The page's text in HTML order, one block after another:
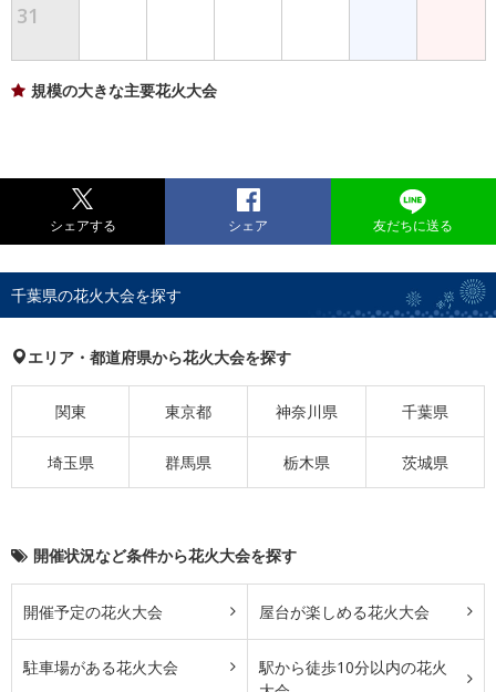
31
規模の大きな主要花火大会
シェアする シェア 友だちに送る
千葉県の花火大会を探す
エリア・都道府県から花火大会を探す
関東 東京都 神奈川県 千葉県
埼玉県 群馬県 栃木県 茨城県
開催状況など条件から花火大会を探す
開催予定の花火大会 屋台が楽しめる花火大会
駐車場がある花火大会
駅から徒歩10分以内の花火